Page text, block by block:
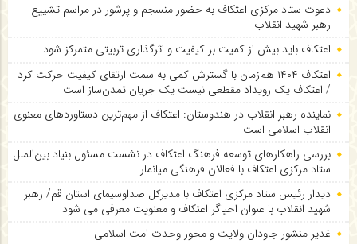
دعوت ستاد مرکزی اعتکاف به حضور منسجم و پرشور در مراسم تشییع
رهبر شهید انقلاب
اعتکاف باید بیش از کمیت بر کیفیت و اثرگذاری تربیتی متمرکز شود
اعتکاف ۱۴۰۴ هم‌زمان با گسترش کمی به سمت ارتقای کیفیت حرکت کرد
/ اعتکاف یک رویداد مقطعی نیست یک جریان تمدن‌ساز است
نماینده رهبر انقلاب در هندوستان: اعتکاف از مهم‌ترین دستاوردهای معنوی
انقلاب اسلامی است
بررسی راهکارهای توسعه فرهنگ اعتکاف در نشست مسئول بنیاد بین‌الملل
ستاد مرکزی اعتکاف با فعالان فرهنگی میانمار
دیدار رئیس ستاد مرکزی اعتکاف با مدیرکل صداوسیمای استان قم/ رهبر
شهید انقلاب با عنوان احیاگر اعتکاف و معنویت معرفی می شود
غدیر منشور جاودان ولایت و محور وحدت امت اسلامی